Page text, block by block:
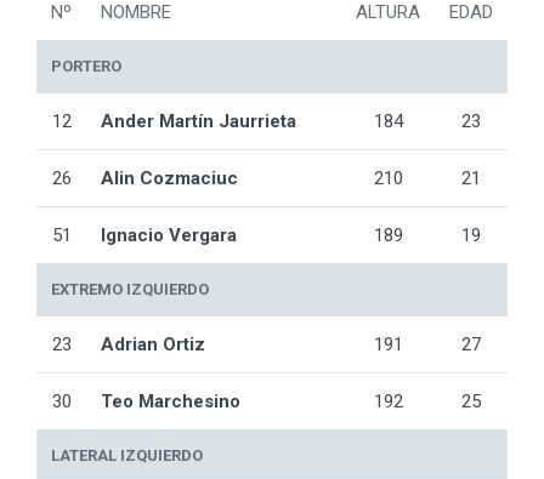
Nº NOMBRE ALTURA EDAD
PORTERO
12 Ander Martín Jaurrieta 184 23
26 Alin Cozmaciuc 210 21
51 Ignacio Vergara 189 19
EXTREMO IZQUIERDO
23 Adrian Ortiz 191 27
30 Teo Marchesino 192 25
LATERAL IZQUIERDO